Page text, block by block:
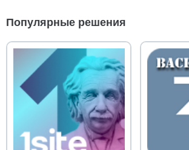
Популярные решения